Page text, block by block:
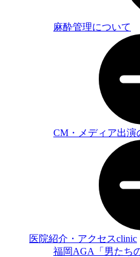
麻酔管理について
CM・メディア出演
医院紹介・アクセスclinic
福岡AGA「男たち